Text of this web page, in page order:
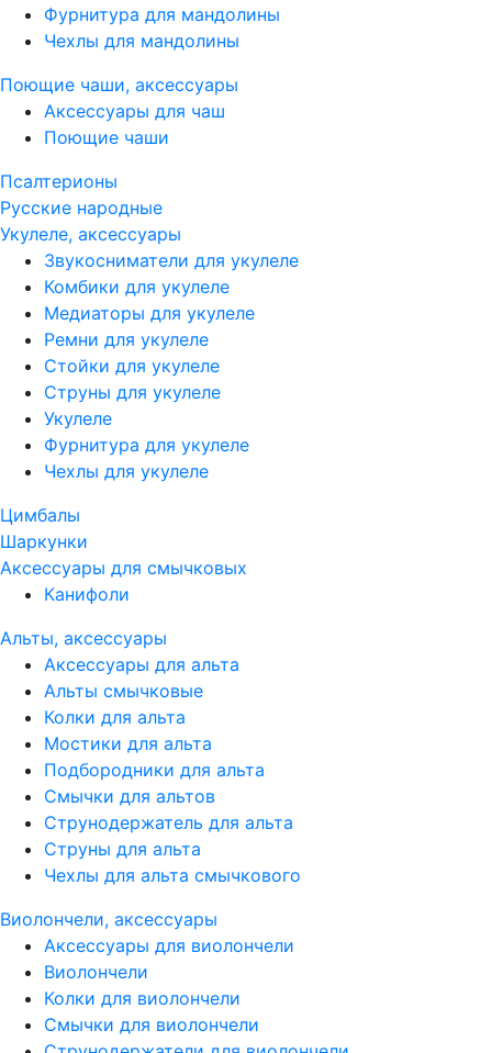
Фурнитура для мандолины
Чехлы для мандолины
Поющие чаши, аксессуары
Аксессуары для чаш
Поющие чаши
Псалтерионы
Русские народные
Укулеле, аксессуары
Звукосниматели для укулеле
Комбики для укулеле
Медиаторы для укулеле
Ремни для укулеле
Стойки для укулеле
Струны для укулеле
Укулеле
Фурнитура для укулеле
Чехлы для укулеле
Цимбалы
Шаркунки
Аксессуары для смычковых
Канифоли
Альты, аксессуары
Аксессуары для альта
Альты смычковые
Колки для альта
Мостики для альта
Подбородники для альта
Смычки для альтов
Струнодержатель для альта
Струны для альта
Чехлы для альта смычкового
Виолончели, аксессуары
Аксессуары для виолончели
Виолончели
Колки для виолончели
Смычки для виолончели